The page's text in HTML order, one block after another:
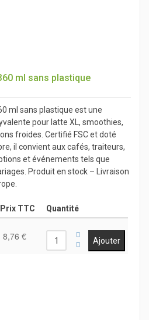
ml sans plastique
ml sans plastique est une
pour latte XL, smoothies,
froides. Certifié FSC et doté
il convient aux cafés, traiteurs,
et événements tels que
Produit en stock – Livraison
Prix TTC Quantité
8,76 €